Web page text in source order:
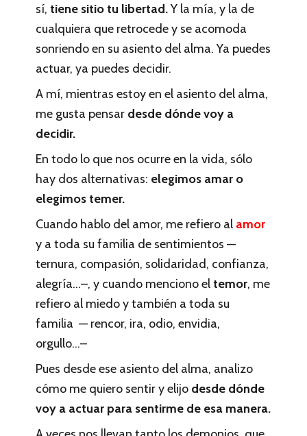
sí,tiene sitio tu libertad.Y la mía, y la de
cualquiera que retrocede y se acomoda
sonriendo en su asiento del alma. Ya puedes
actuar, ya puedes decidir.
A mí, mientras estoy en el asiento del alma,
me gusta pensar desde dónde voy a
decidir.
En todo lo que nos ocurre en la vida, sólo
hay dos alternativas: elegimos amar o
elegimos temer.
Cuando hablo del amor, me refiero al amor
y a toda su familia de sentimientos —
ternura, compasión, solidaridad, confianza,
alegría…–, y cuando menciono eltemor, me
refiero al miedo y también a toda su
familia — rencor, ira, odio, envidia,
orgullo…–
Pues desde ese asiento del alma, analizo
cómo me quiero sentir y elijo desde dónde
voy a actuar para sentirme de esa manera.